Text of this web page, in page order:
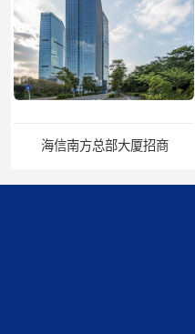
海信南方总部大厦招商